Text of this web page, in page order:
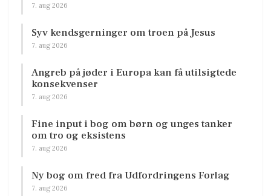
7. aug 2026
Syv kendsgerninger om troen på Jesus
7. aug 2026
Angreb på jøder i Europa kan få utilsigtede
konsekvenser
7. aug 2026
Fine input i bog om børn og unges tanker
om tro og eksistens
7. aug 2026
Ny bog om fred fra Udfordringens Forlag
7. aug 2026